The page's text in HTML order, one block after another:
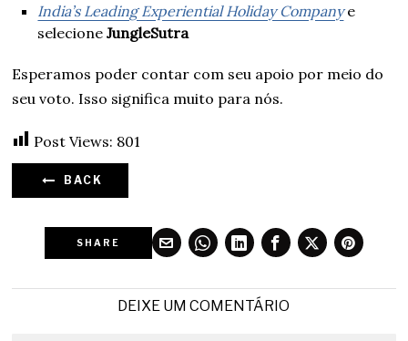
India’s Leading Experiential Holiday Companye
selecioneJungleSutra
Esperamos poder contar com seu apoio por meio do
seu voto. Isso significa muito para nós.
Post Views: 801
BACK
SHARE
DEIXE UM COMENTÁRIO